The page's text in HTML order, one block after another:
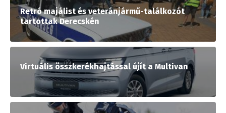
Retró majálist és veteránjármű-találkozót
tartottak Derecskén
Virtuális összkerékhajtással újít a Multivan